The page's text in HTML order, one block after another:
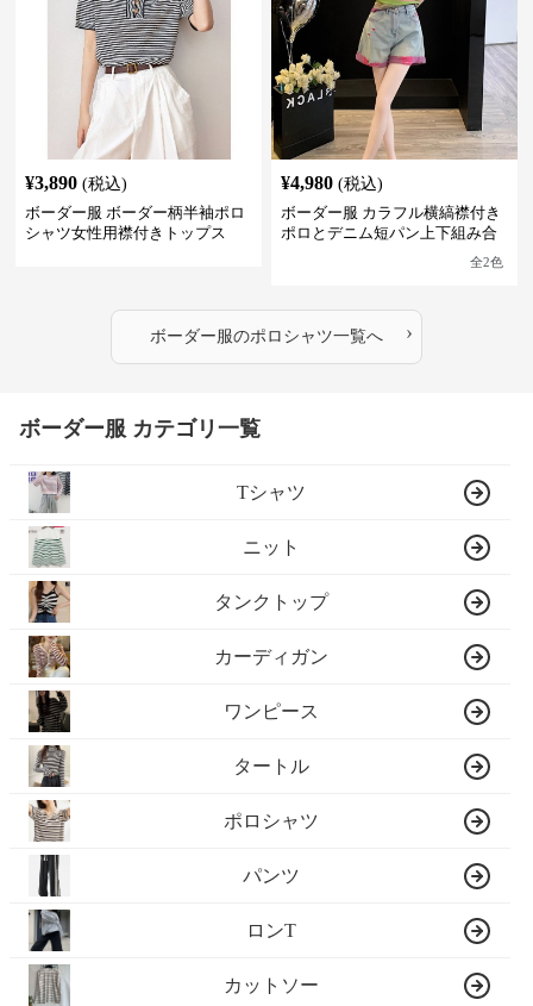
¥3,890 (税込)
ボーダー服 ボーダー柄半袖ポロ
シャツ女性用襟付きトップス
¥4,980 (税込)
ボーダー服 カラフル横縞襟付き
ポロとデニム短パン上下組み合
全2色
ボーダー服のポロシャツ一覧へ ›
ボーダー服 カテゴリ一覧
Tシャツ
ニット
タンクトップ
カーディガン
ワンピース
タートル
ポロシャツ
パンツ
ロンT
カットソー